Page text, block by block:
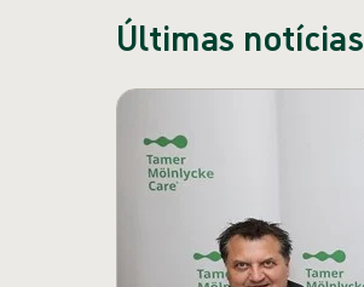
Últimas notícias